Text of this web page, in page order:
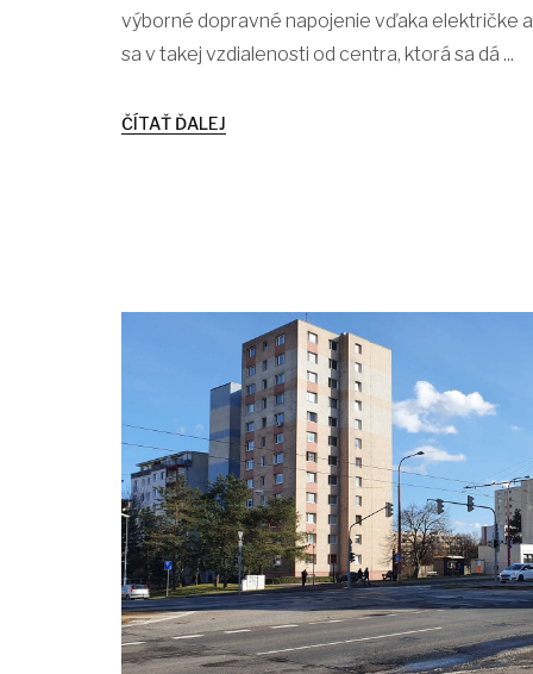
výborné dopravné napojenie vďaka električke
sa v takej vzdialenosti od centra, ktorá sa dá ...
ČÍTAŤ ĎALEJ